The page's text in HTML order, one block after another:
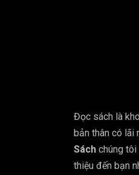
Đọc sách là
bản thân có lãi
Sách chúng
thiệu đến bạn